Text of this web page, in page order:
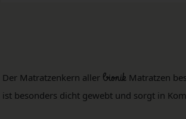
Der Matratzenkern aller bionik Matratzen
ist besonders dicht gewebt und sorgt in